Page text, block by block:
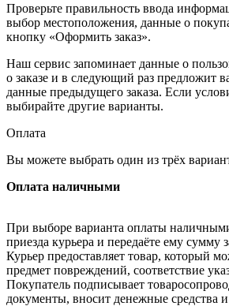
Проверьте правильность ввода
выбор местоположения, данные о
кнопку «Оформить заказ».
Наш сервис запоминает данные о
о заказе и в следующий раз предложит
данные предыдущего заказа. Если
выбирайте другие варианты.
Оплата
Вы можете выбрать один из трёх
Оплата наличными
При выборе варианта оплаты
приезда курьера и передаёте ему сумму
Курьер предоставляет товар, который
предмет повреждений, соответствие
Покупатель подписывает
документы, вносит денежные средства и